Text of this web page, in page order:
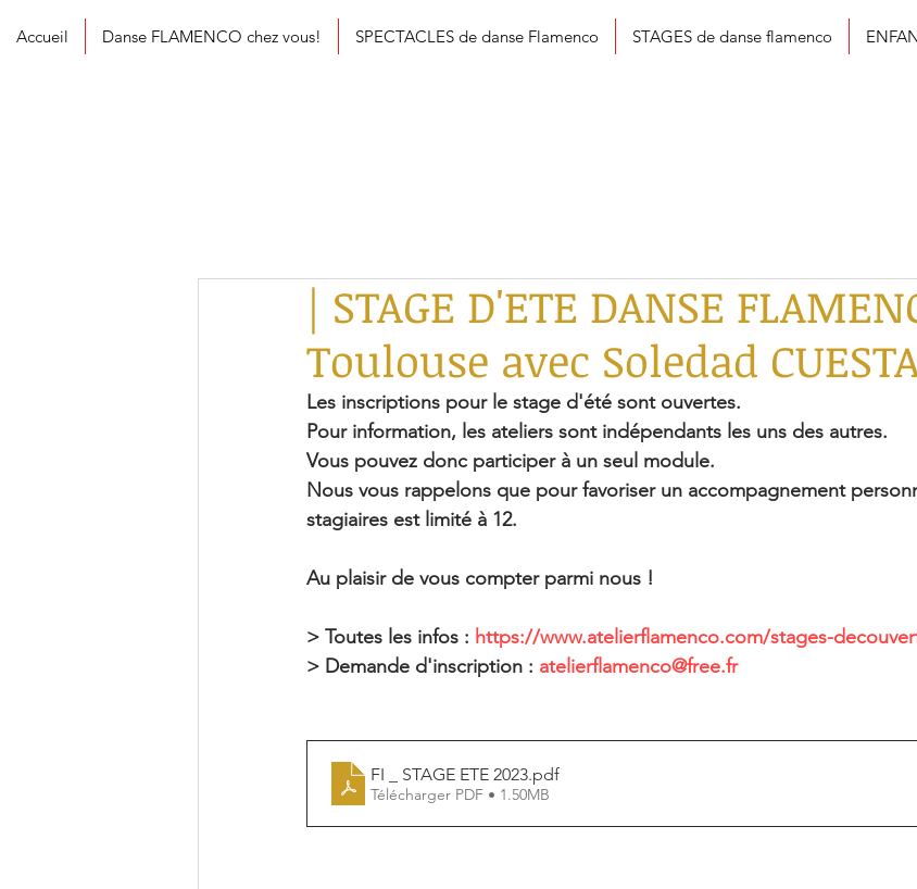
Accueil Danse FLAMENCO chez vous! SPECTACLES de danse Flamenco STAGES de danse flamenco
| STAGE D'ETE DANSE
Toulouse avec Soledad
Les inscriptions pour le stage d'été sont ouvertes.
Pour information, les ateliers sont indépendants les uns des autres.
Vous pouvez donc participer à un seul module.
Nous vous rappelons que pour favoriser un accompagnement
stagiaires est limité à 12.
Au plaisir de vous compter parmi nous !
> Toutes les infos : https://www.atelierflamenco.com/stages-
> Demande d'inscription : atelierflamenco@free.fr
FI _ STAGE ETE 2023.pdf
Télécharger PDF • 1.50MB